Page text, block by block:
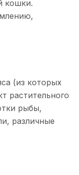
кошки.
(из которых
растительного
рыбы,
различные